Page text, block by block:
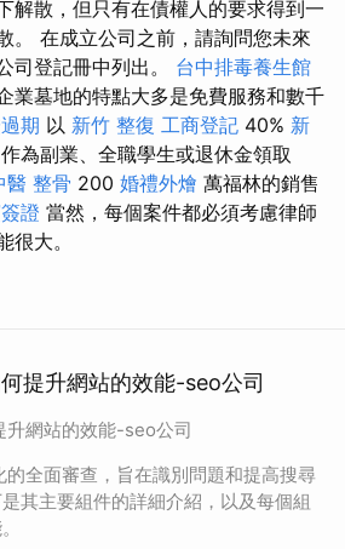
解散，但只有在債權人的要求得到一
。 在成立公司之前，請詢問您未來
司登記冊中列出。 台中排毒養生館
業墓地的特點大多是免費服務和數千
期 以 新竹 整復 工商登記 40% 新
為副業、全職學生或退休金領取
醫 整骨 200 婚禮外燴 萬福林的銷售
證 當然，每個案件都必須考慮律師
很大。
提升網站的效能-seo公司
升網站的效能-seo公司
的全面審查，旨在識別問題和提高搜尋
其主要組件的詳細介紹，以及每個組